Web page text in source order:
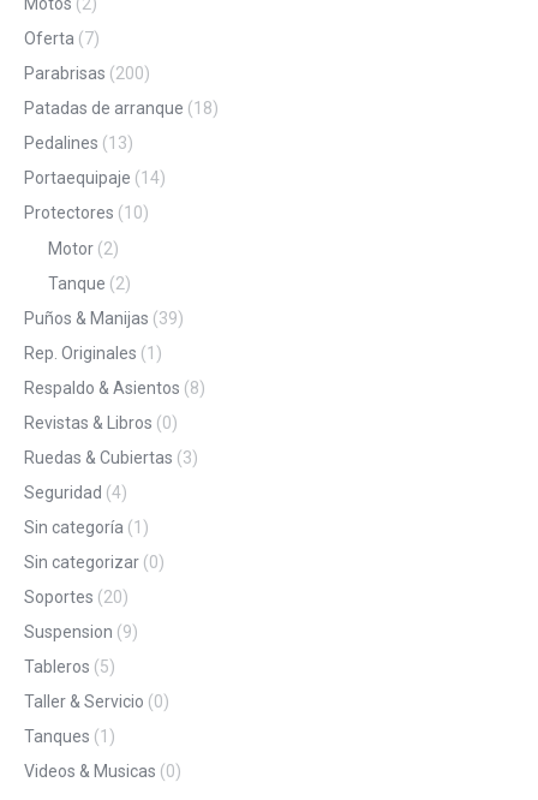
Motos (2)
Oferta (7)
Parabrisas (200)
Patadas de arranque (18)
Pedalines (13)
Portaequipaje (14)
Protectores (10)
Motor (2)
Tanque (2)
Puños & Manijas (39)
Rep. Originales (1)
Respaldo & Asientos (8)
Revistas & Libros (0)
Ruedas & Cubiertas (3)
Seguridad (4)
Sin categoría (1)
Sin categorizar (0)
Soportes (20)
Suspension (9)
Tableros (5)
Taller & Servicio (0)
Tanques (1)
Videos & Musicas (0)